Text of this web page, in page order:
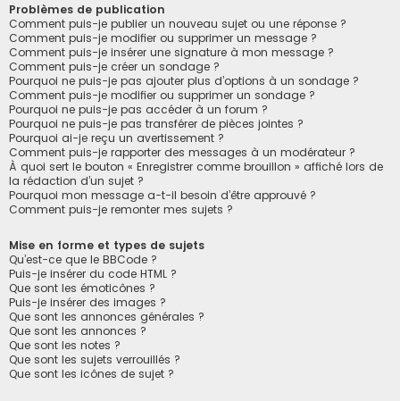
Problèmes de publication
Comment puis-je publier un nouveau sujet ou une réponse ?
Comment puis-je modifier ou supprimer un message ?
Comment puis-je insérer une signature à mon message ?
Comment puis-je créer un sondage ?
Pourquoi ne puis-je pas ajouter plus d’options à un sondage ?
Comment puis-je modifier ou supprimer un sondage ?
Pourquoi ne puis-je pas accéder à un forum ?
Pourquoi ne puis-je pas transférer de pièces jointes ?
Pourquoi ai-je reçu un avertissement ?
Comment puis-je rapporter des messages à un modérateur ?
À quoi sert le bouton « Enregistrer comme brouillon » affiché lors de
la rédaction d’un sujet ?
Pourquoi mon message a-t-il besoin d’être approuvé ?
Comment puis-je remonter mes sujets ?
Mise en forme et types de sujets
Qu’est-ce que le BBCode ?
Puis-je insérer du code HTML ?
Que sont les émoticônes ?
Puis-je insérer des images ?
Que sont les annonces générales ?
Que sont les annonces ?
Que sont les notes ?
Que sont les sujets verrouillés ?
Que sont les icônes de sujet ?